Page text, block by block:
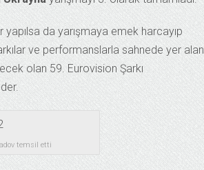
da yarışmaya emek harcayıp
ve performanslarla sahnede yer alan
olan 59. Eurovision Şarkı
temsil etti